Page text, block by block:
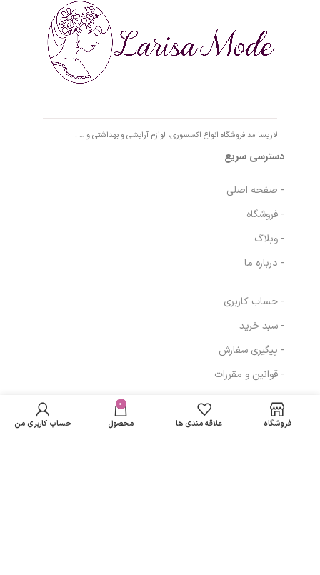
لاریسا مد فروشگاه انواع اکسسوری، لوازم آرایشی و بهداشتی و … .
دسترسی سریع
- صفحه اصلی
- فروشگاه
- وبلاگ
- درباره ما
- حساب کاربری
- سبد خرید
- پیگیری سفارش
- قوانین و مقررات
مسیرهای ارتباطیبلک اونیکس Ajmal
Black Onyx مردانه
تومان
باشد فروشگاه علاقه مندی ها
0
محصول حساب کاربری من